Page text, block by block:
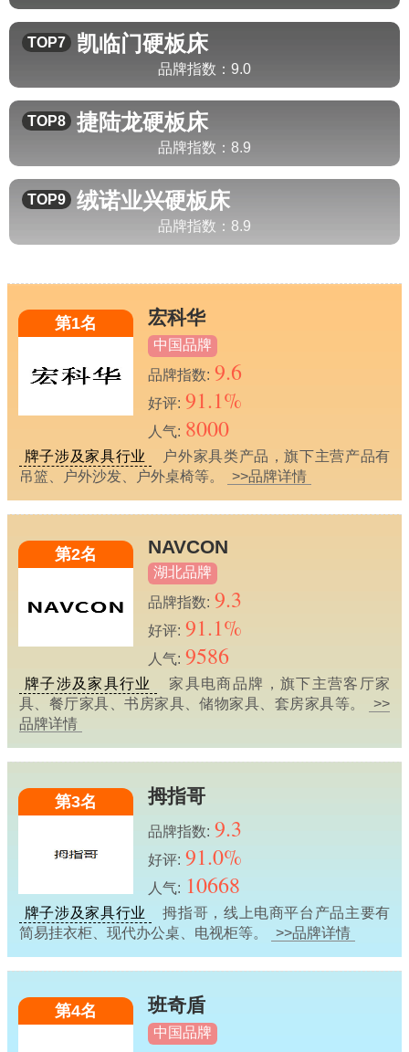
TOP7 凯临门硬板床
品牌指数： 9.0
TOP8 捷陆龙硬板床
品牌指数： 8.9
TOP9 绒诺业兴硬板床
品牌指数： 8.9
第1名 宏科华
中国品牌
品牌指数: 9.6
好评: 91.1%
人气: 8000
牌子涉及家具行业
户外家具类产品，旗下主营产品有
吊篮、户外沙发、户外桌椅等。
>>品牌详情
第2名 NAVCON
湖北品牌
品牌指数: 9.3
好评: 91.1%
人气: 9586
牌子涉及家具行业
家具电商品牌，旗下主营客厅家
具、餐厅家具、书房家具、储物家具、套房家具等。
>>
品牌详情
第3名 拇指哥
品牌指数: 9.3
好评: 91.0%
人气: 10668
牌子涉及家具行业
拇指哥，线上电商平台产品主要有
简易挂衣柜、现代办公桌、电视柜等。
>>品牌详情
第4名 班奇盾
中国品牌